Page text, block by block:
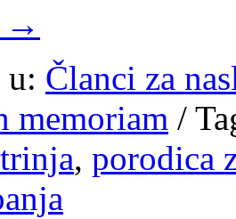
→
Članci za
memoriam /
, porodica